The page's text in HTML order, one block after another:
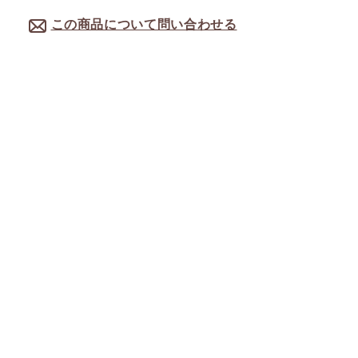
この商品について問い合わせる